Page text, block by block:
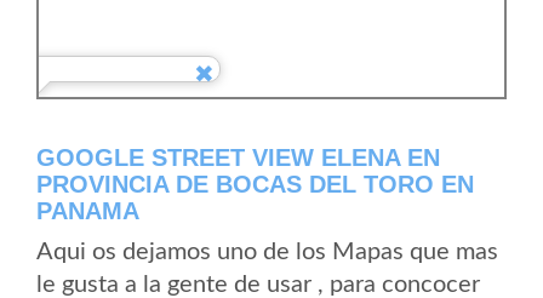
GOOGLE STREET VIEW ELENA EN
PROVINCIA DE BOCAS DEL TORO EN
PANAMA
Aqui os dejamos uno de los Mapas que mas
le gusta a la gente de usar , para concocer